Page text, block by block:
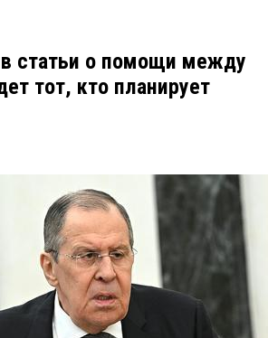
статьи о помощи между
тот, кто планирует